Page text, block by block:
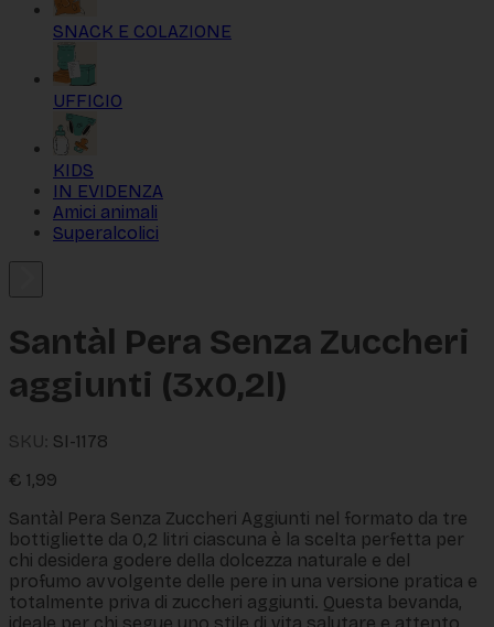
SNACK E COLAZIONE
UFFICIO
KIDS
IN EVIDENZA
Amici animali
Superalcolici
Santàl Pera Senza Zuccheri
aggiunti (3x0,2l)
SKU: SI-1178
€ 1,99
Santàl Pera Senza Zuccheri Aggiunti nel formato da tre
bottigliette da 0,2 litri ciascuna è la scelta perfetta per
chi desidera godere della dolcezza naturale e del
profumo avvolgente delle pere in una versione pratica e
totalmente priva di zuccheri aggiunti. Questa bevanda,